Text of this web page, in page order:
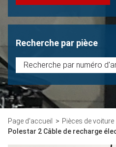
Recherche par pièce
Page d'accueil
Pièces de voiture
Polestar 2 Câble de recharge